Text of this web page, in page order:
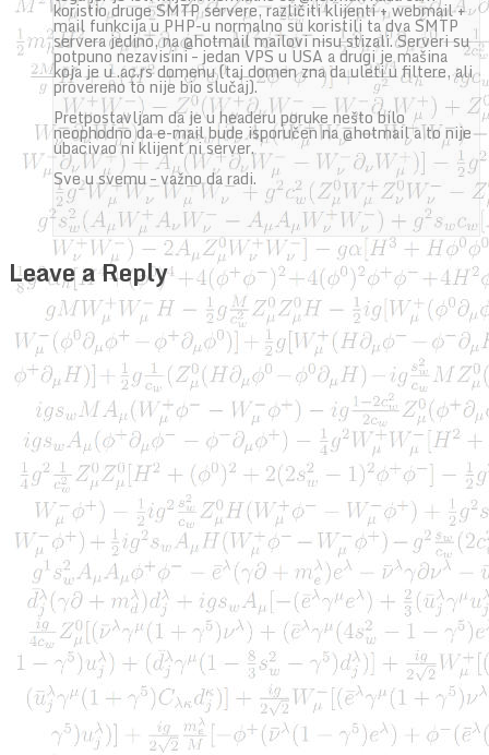
koristio druge SMTP servere, različiti klijenti + webmail +
mail funkcija u PHP-u normalno su koristili ta dva SMTP
servera jedino, na @hotmail mailovi nisu stizali. Serveri su
potpuno nezavisini – jedan VPS u USA a drugi je mašina
koja je u .ac.rs domenu (taj domen zna da uleti u filtere, ali
provereno to nije bio slučaj).
Pretpostavljam da je u headeru poruke nešto bilo
neophodno da e-mail bude isporučen na @hotmail a to nije
ubacivao ni klijent ni server.
Sve u svemu – važno da radi.
Leave a Reply